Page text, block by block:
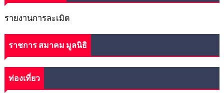
รายงานการละเมิด
ราชการ สมาคม มูลนิธิ
ท่องเที่ยว